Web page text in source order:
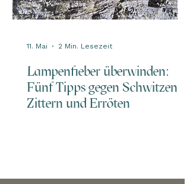
Lampenfieber überwinden:
Fünf Tipps gegen Schwitzen,
Zittern und Erröten
11. Mai 2 Min. Lesezeit